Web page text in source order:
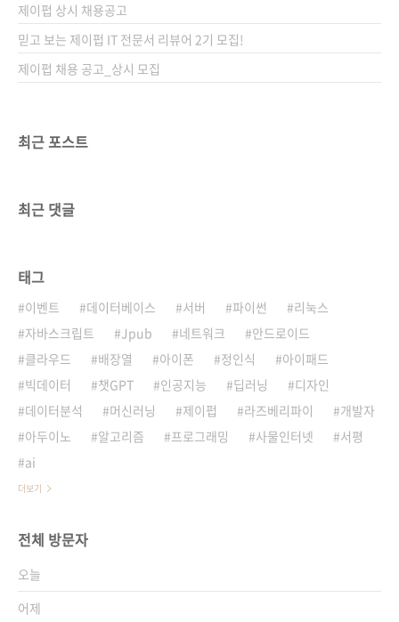
제이펍 상시 채용공고
믿고 보는 제이펍 IT 전문서 리뷰어 2기 모집!
제이펍 채용 공고_상시 모집
최근 포스트
최근 댓글
태그
이벤트 데이터베이스 서버 파이썬
리눅스
자바스크립트
Jpub 네트워크
안드로이드
클라우드
배장열 아이폰 정인식
아이패드
빅데이터
챗GPT 인공지능 딥러닝
디자인
데이터분석
머신러닝 제이펍 라즈베리파이
개발자
아두이노
알고리즘 프로그래밍 사물인터넷
서평
ai
더보기
전체 방문자
오늘
어제